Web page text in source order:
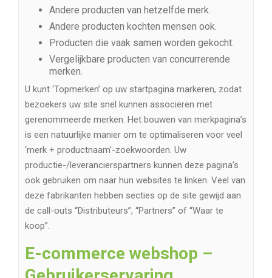
Andere producten van hetzelfde merk.
Andere producten kochten mensen ook.
Producten die vaak samen worden gekocht.
Vergelijkbare producten van concurrerende
merken.
U kunt ‘Topmerken’ op uw startpagina markeren, zodat
bezoekers uw site snel kunnen associëren met
gerenommeerde merken. Het bouwen van merkpagina’s
is een natuurlijke manier om te optimaliseren voor veel
‘merk + productnaam’-zoekwoorden. Uw
productie-/leverancierspartners kunnen deze pagina’s
ook gebruiken om naar hun websites te linken. Veel van
deze fabrikanten hebben secties op de site gewijd aan
de call-outs “Distributeurs”, “Partners” of “Waar te
koop”.
E-commerce webshop –